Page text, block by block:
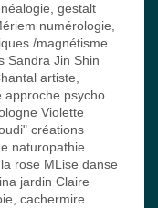
gestalt
numérologie,
/magnétisme
Sandra Jin Shin
artiste,
approche psycho
Violette
créations
naturopathie
rose MLise danse
jardin Claire
cachermire...